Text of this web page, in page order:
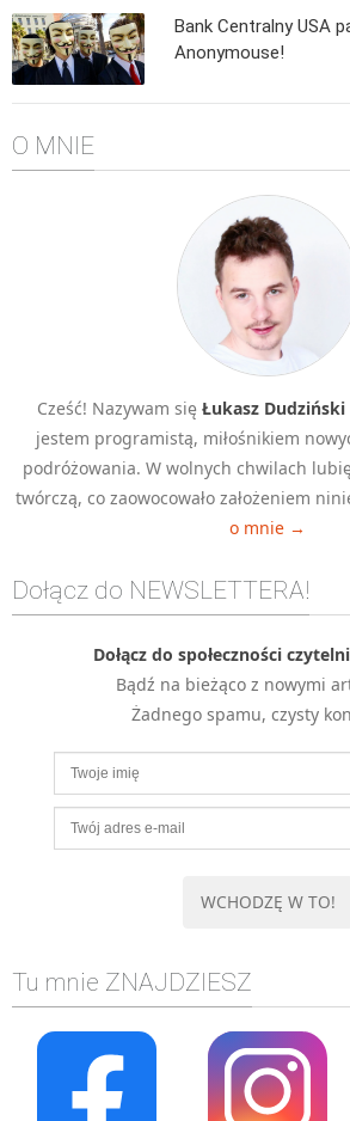
Algorytmy konwersji
C++
Elementarz Java
Pascal
WEB
.htaccess
HTML 5
CSS 3
JavaScript
Django
PHP
MOBILE
Android
KONTROLA WERSJI
Git
BAZY
SIECI
BIZNES
KONTAKT
Bank Centralny USA
Anonymouse!
O MNIE
Cześć! Nazywam się Łukasz Dudziński
jestem programistą, miłośnikiem
podróżowania. W wolnych chwilach
twórczą, co zaowocowało założeniem
o mnie →
Dołącz do NEWSLETTERA!
Dołącz do społeczności
Bądź na bieżąco z nowymi
Żadnego spamu, czysty
Tu mnie ZNAJDZIESZ